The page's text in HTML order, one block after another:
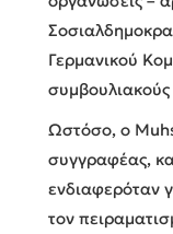
Γερμανικού
συμβουλιακούς
Ωστόσο, ο
συγγραφέας,
ενδιαφερόταν
τον